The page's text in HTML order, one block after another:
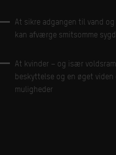
At sikre adgangen til vand
kan afværge smitsomme
At kvinder – og især
beskyttelse og en øget
muligheder